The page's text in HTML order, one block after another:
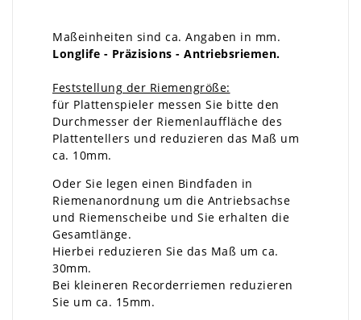
Maßeinheiten sind ca. Angaben in mm.
Longlife - Präzisions - Antriebsriemen.
Feststellung der Riemengröße:
für Plattenspieler messen Sie bitte den
Durchmesser der Riemenlauffläche des
Plattentellers und reduzieren das Maß um
ca. 10mm.
Oder Sie legen einen Bindfaden in
Riemenanordnung um die Antriebsachse
und Riemenscheibe und Sie erhalten die
Gesamtlänge.
Hierbei reduzieren Sie das Maß um ca.
30mm.
Bei kleineren Recorderriemen reduzieren
Sie um ca. 15mm.